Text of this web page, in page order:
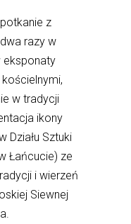
z
razy w
eksponaty
w tradycji
ikony
Działu Sztuki
Łańcucie) ze
i wierzeń
Siewnej